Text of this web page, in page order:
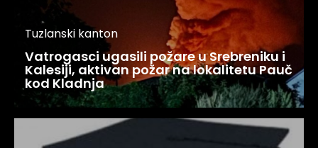
Tuzlanski kanton
Vatrogasci ugasili požare u Srebreniku i
Kalesiji, aktivan požar na lokalitetu Pauč
kod Kladnja